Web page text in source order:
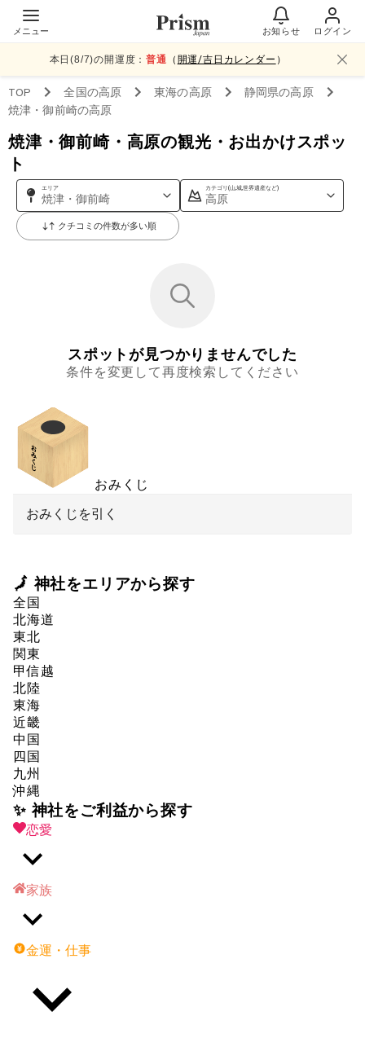
メニュー お知らせ ログイン
本日(8/7)の開運度：普通 （ 開運/吉日カレンダー ）
TOP 全国の高原 東海の高原 静岡県の高原
焼津・御前崎の高原
焼津・御前崎・高原の観光・お出かけスポッ
ト
エリア
焼津・御前崎
カテゴリ(山,城,世界遺産など)
高原
クチコミの件数が多い順
スポットが見つかりませんでした
条件を変更して再度検索してください
おみくじ
おみくじを引く
🗾 神社をエリアから探す
全国
北海道
東北
関東
甲信越
北陸
東海
近畿
中国
四国
九州
沖縄
✨ 神社をご利益から探す
恋愛
家族
金運・仕事